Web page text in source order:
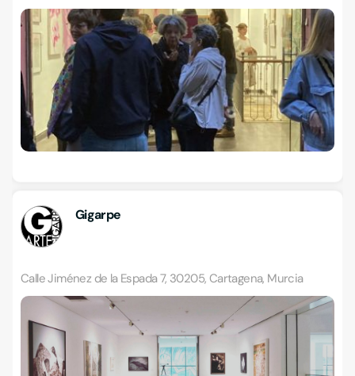
Gigarpe
Calle Jiménez de la Espada 7, 30205, Cartagena, Murcia